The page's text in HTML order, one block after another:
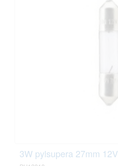
3W pylsupera 27mm 12V